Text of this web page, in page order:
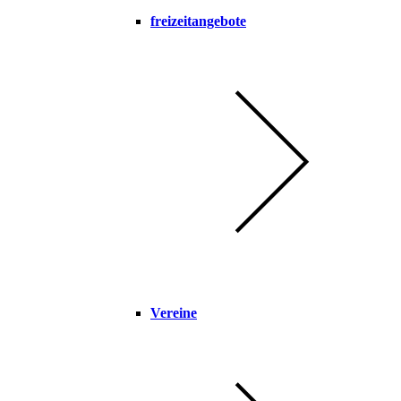
freizeitangebote
Vereine